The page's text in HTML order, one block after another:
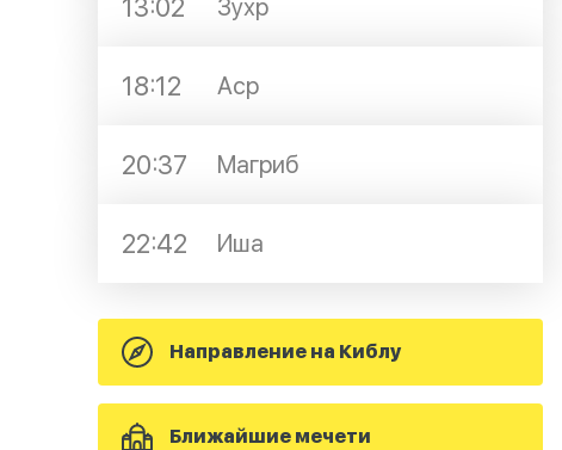
13:02 Зухр
18:12 Аср
20:37 Магриб
22:42 Иша
Направление на Киблу
Ближайшие мечети